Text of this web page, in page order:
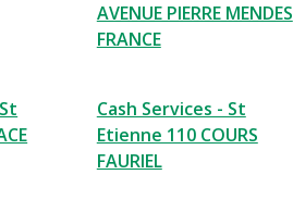
AVENUE PIERRE MENDES
FRANCE
Cash Services - St
Etienne 110 COURS
FAURIEL